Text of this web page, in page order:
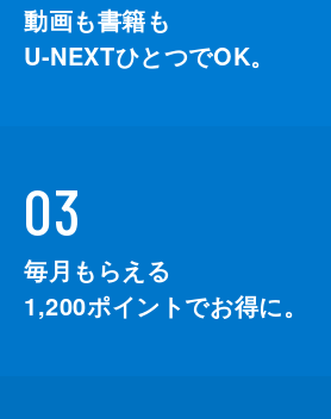
動画も書籍も
U-NEXTひとつでOK。
03
毎月もらえる
1,200ポイントでお得に。